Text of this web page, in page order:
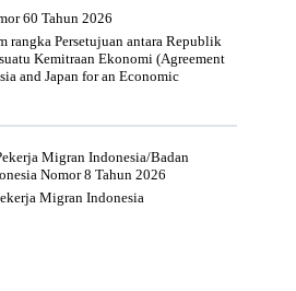
60 Tahun 2026
rangka Persetujuan antara Republik
Kemitraan Ekonomi (Agreement
and Japan for an Economic
Migran Indonesia/Badan
Nomor 8 Tahun 2026
Migran Indonesia